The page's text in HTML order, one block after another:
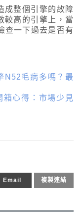
成整個引擎的故障
較高的引擎上，當
查一下過去是否有
N52毛病多嗎？最
箱心得：市場少見
Email 複製連結